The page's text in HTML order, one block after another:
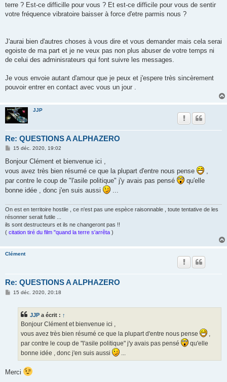
terre ? Est-ce difficille pour vous ? Et est-ce difficile pour vous de sentir
votre fréquence vibratoire baisser à force d'etre parmis nous ?
J'aurai bien d'autres choses à vous dire et vous demander mais cela serai
egoiste de ma part et je ne veux pas non plus abuser de votre temps ni
de celui des adminisrateurs qui font suivre les messages.
Je vous envoie autant d'amour que je peux et j'espere très sincèrement
pouvoir entrer en contact avec vous un jour .
JJP
Re: QUESTIONS A ALPHAZERO
M
s
a
g
e
15 déc. 2020, 19:02
Bonjour Clément et bienvenue ici ,
vous avez très bien résumé ce que la plupart d'entre nous pense
,
par contre le coup de "l'asile politique" j'y avais pas pensé
qu'elle
bonne idée , donc j'en suis aussi
...
On est en territoire hostile , ce n'est pas une espèce raisonnable , toute tentative de les
résonner serait futile ...
ils sont destructeurs et ils ne changeront pas !!
( citation tiré du film "quand la terre s'arrêta )
Clément
Re: QUESTIONS A ALPHAZERO
M15 déc. 2020, 20:18
JJP a écrit : ↑
Bonjour Clément et bienvenue ici ,
vous avez très bien résumé ce que la plupart d'entre nous pense
,
par contre le coup de "l'asile politique" j'y avais pas pensé
qu'elle
bonne idée , donc j'en suis aussi
...
Merci